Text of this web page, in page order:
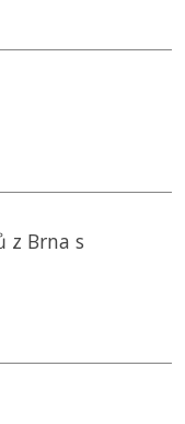
z Brna s